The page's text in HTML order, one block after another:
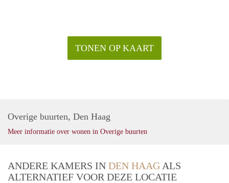
TONEN OP KAART
Overige buurten, Den Haag
Meer informatie over wonen in Overige buurten
ANDERE KAMERS IN DEN HAAG ALS
ALTERNATIEF VOOR DEZE LOCATIE